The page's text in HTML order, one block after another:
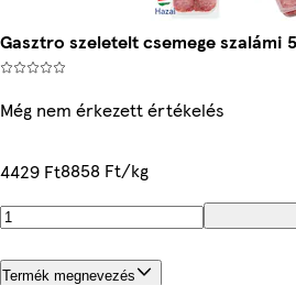
Gasztro szeletelt csemege szalámi
Még nem érkezett értékelés
4429 Ft8858 Ft/kg
Termék megnevezés